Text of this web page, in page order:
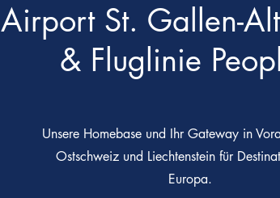
Airport St. Gallen-
& Fluglinie
Unsere Homebase und Ihr Gateway in
Ostschweiz und Liechtenstein für
Europa.